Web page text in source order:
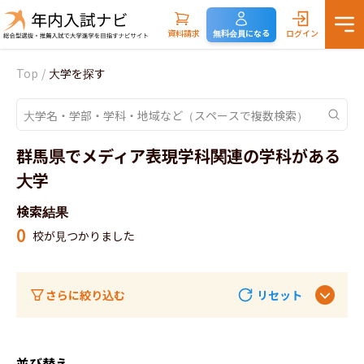
資料請求 無料会員になる ログイン
Top / 大学を探す
群馬県でメディア表現学科関連の学科がある
大学
検索結果
0 校が見つかりました
さらに絞り込む リセット